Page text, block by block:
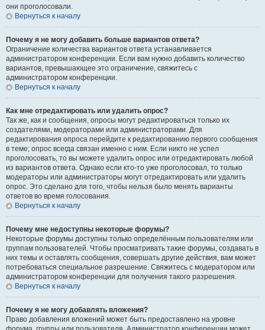
они проголосовали.
Вернуться к началу
Почему я не могу добавить больше вариантов ответа?
Ограничение количества вариантов ответа устанавливается
администратором конференции. Если вам нужно добавить количество
вариантов, превышающее это ограничение, свяжитесь с
администратором конференции.
Вернуться к началу
Как мне отредактировать или удалить опрос?
Так же, как и сообщения, опросы могут редактироваться только их
создателями, модераторами или администраторами. Для
редактирования опроса перейдите к редактированию первого сообщения
в теме; опрос всегда связан именно с ним. Если никто не успел
проголосовать, то вы можете удалить опрос или отредактировать любой
из вариантов ответа. Однако если кто-то уже проголосовал, то только
модераторы или администраторы могут отредактировать или удалить
опрос. Это сделано для того, чтобы нельзя было менять варианты
ответов во время голосования.
Вернуться к началу
Почему мне недоступны некоторые форумы?
Некоторые форумы доступны только определённым пользователям или
группам пользователей. Чтобы просматривать такие форумы, создавать в
них темы и оставлять сообщения, совершать другие действия, вам может
потребоваться специальное разрешение. Свяжитесь с модератором или
администратором конференции для получения такого разрешения.
Вернуться к началу
Почему я не могу добавлять вложения?
Право добавления вложений может быть предоставлено на уровне